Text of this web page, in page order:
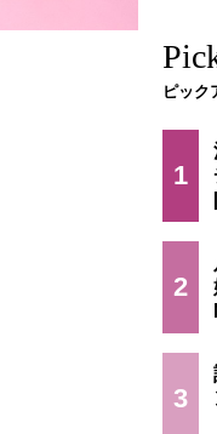
ピック
1
2
3